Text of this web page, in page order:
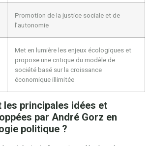
Promotion de la justice sociale et de
l’autonomie
Met en lumière les enjeux écologiques et
propose une critique du modèle de
société basé sur la croissance
économique illimitée
les principales idées et
par André Gorz en
politique ?